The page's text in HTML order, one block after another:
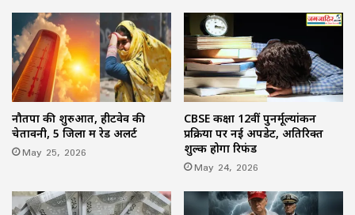
नौतपा की शुरुआत, हीटवेव की
चेतावनी, 5 जिलों में रेड अलर्ट
May 25, 2026
CBSE कक्षा 12वीं पुनर्मूल्यांकन
प्रक्रिया पर नई अपडेट, अतिरिक्त
शुल्क होगा रिफंड
May 24, 2026